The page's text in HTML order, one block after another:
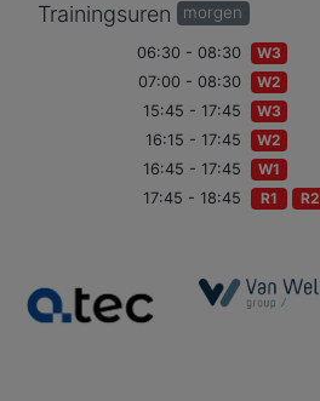
Trainingsuren morgen
06:30 - 08:30
W3
07:00 - 08:30
W2
15:45 - 17:45
W3
16:15 - 17:45
W2
16:45 - 17:45
W1
17:45 - 18:45
R1 R2